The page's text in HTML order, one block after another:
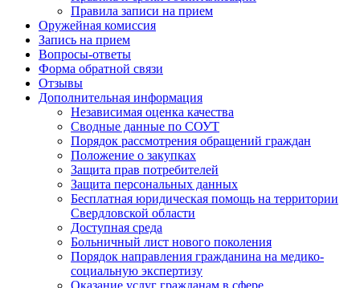
Правила записи на прием
Оружейная комиссия
Запись на прием
Вопросы-ответы
Форма обратной связи
Отзывы
Дополнительная информация
Независимая оценка качества
Сводные данные по СОУТ
Порядок рассмотрения обращений граждан
Положение о закупках
Защита прав потребителей
Защита персональных данных
Бесплатная юридическая помощь на территории
Свердловской области
Доступная среда
Больничный лист нового поколения
Порядок направления гражданина на медико-
социальную экспертизу
Оказание услуг гражданам в сфере